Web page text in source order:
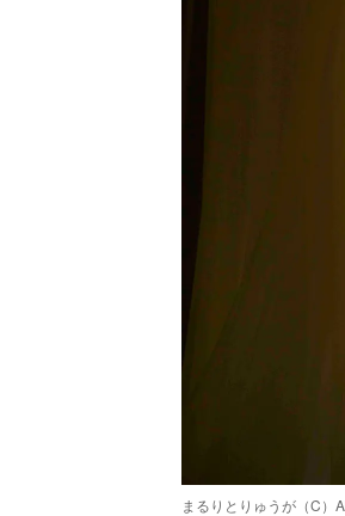
まるりとりゅうが（C）